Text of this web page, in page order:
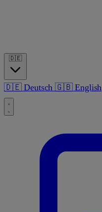
🇩🇪
🇩🇪Deutsch🇬🇧English